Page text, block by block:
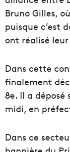
Bruno Gilles,
puisque c’est
ont réalisé
Dans cette
finalement
8e. Il a déposé
midi, en
Dans ce